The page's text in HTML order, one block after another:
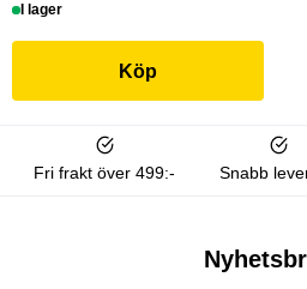
I lager
Köp
Fri frakt över 499:- Snabb